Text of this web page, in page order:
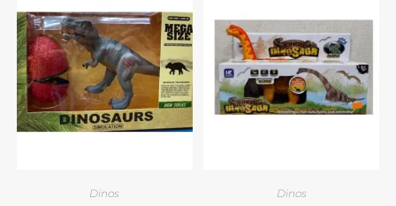
Dinos Dinos